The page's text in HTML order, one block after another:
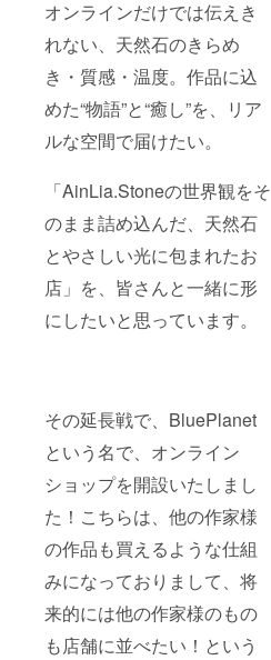
オンラインだけでは伝えき
れない、天然石のきらめ
き・質感・温度。作品に込
めた“物語”と“癒し”を、リア
ルな空間で届けたい。
「AinLia.Stoneの世界観をそ
のまま詰め込んだ、天然石
とやさしい光に包まれたお
店」を、皆さんと一緒に形
にしたいと思っています。
その延長戦で、BluePlanet
という名で、オンライン
ショップを開設いたしまし
た！こちらは、他の作家様
の作品も買えるような仕組
みになっておりまして、将
来的には他の作家様のもの
も店舗に並べたい！という